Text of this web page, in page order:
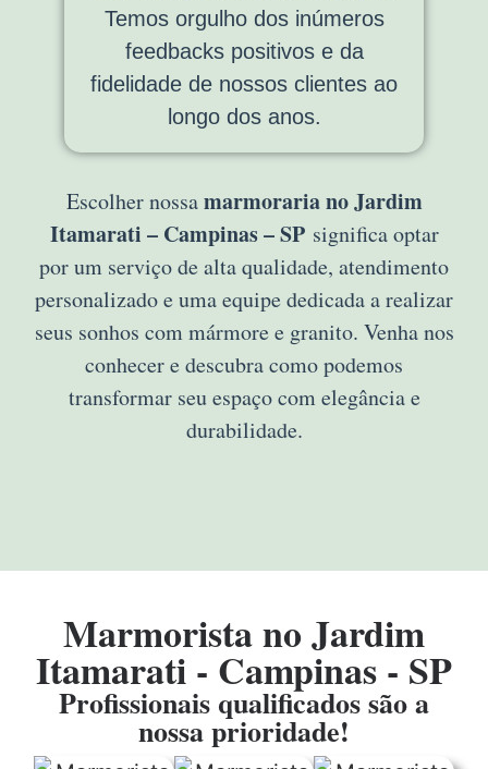
Temos orgulho dos inúmeros
feedbacks positivos e da
fidelidade de nossos clientes ao
longo dos anos.
Escolher nossamarmoraria no Jardim
Itamarati – Campinas – SPsignifica optar
por um serviço de alta qualidade, atendimento
personalizado e uma equipe dedicada a realizar
seus sonhos com mármore e granito. Venha nos
conhecer e descubra como podemos
transformar seu espaço com elegância e
durabilidade.
Marmorista no Jardim
Itamarati - Campinas - SP
Profissionais qualificados são a
nossa prioridade!